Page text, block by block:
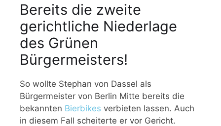
Bereits die zweite
gerichtliche Niederlage
des Grünen
Bürgermeisters!
So wollte Stephan von Dassel als
Bürgermeister von Berlin Mitte bereits die
bekannten Bierbikes verbieten lassen. Auch
in diesem Fall scheiterte er vor Gericht.